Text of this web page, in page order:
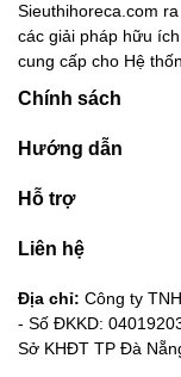
Sieuthihoreca.com
các giải pháp hữu
cung cấp cho Hệ
Chính sách
Hướng dẫn
Hỗ trợ
Liên hệ
Địa chỉ: Công ty
- Số ĐKKD:
Sở KHĐT TP Đà